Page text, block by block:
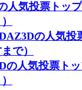
人気投票トッ
の人気投
で）
の人気投票ト